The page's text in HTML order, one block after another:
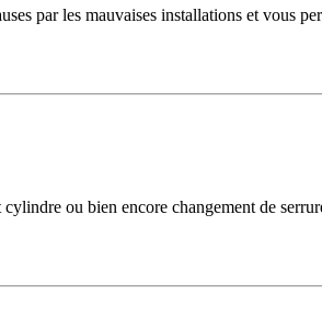
par les mauvaises installations et vous
ou bien encore changement de